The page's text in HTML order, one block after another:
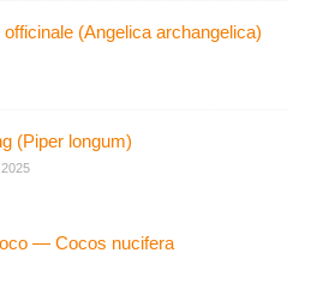
officinale (Angelica archangelica)
(Piper longum)
— Cocos nucifera